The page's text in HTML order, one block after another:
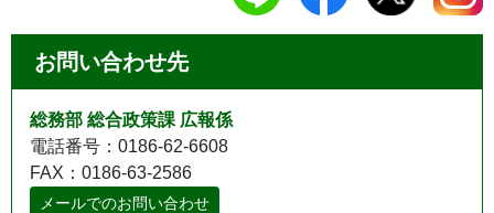
お問い合わせ先
総務部 総合政策課 広報係
電話番号：0186-62-6608
FAX：0186-63-2586
メールでのお問い合わせ